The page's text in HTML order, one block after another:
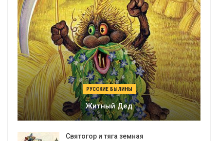
РУССКИЕ БЫЛИНЫ
Житный Дед
Святогор и тяга земная